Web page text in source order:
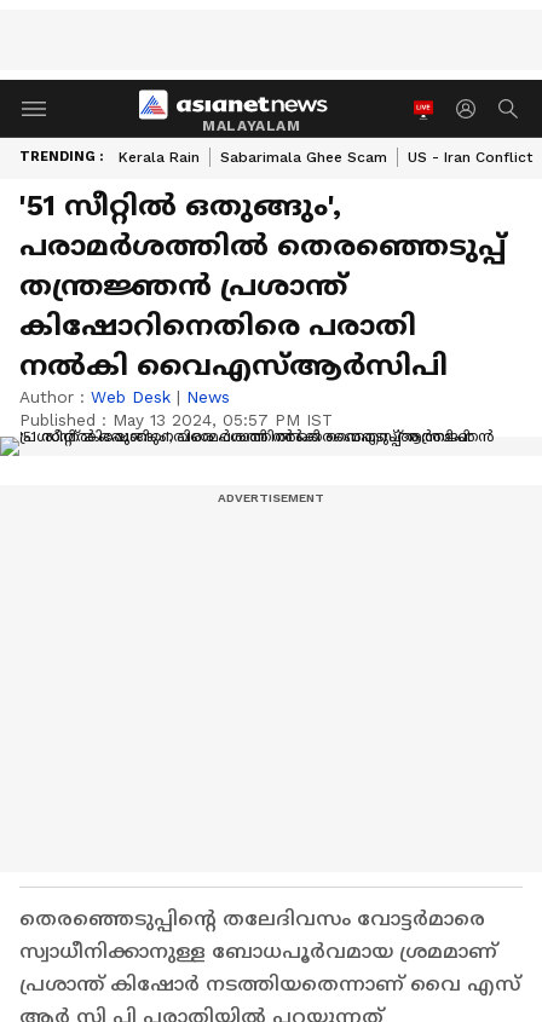
MALAYALAM
TRENDING : Kerala Rain Sabarimala Ghee Scam US - Iran Conflict
'51 സീറ്റിൽ ഒതുങ്ങും',
പരാമർശത്തിൽ തെരഞ്ഞെടുപ്പ്
തന്ത്രജ്ഞൻ പ്രശാന്ത്
കിഷോറിനെതിരെ പരാതി
നൽകി വൈഎസ്ആ‌ർസിപി
Author : Web Desk | News
Published : May 13 2024, 05:57 PM IST
തെരഞ്ഞെടുപ്പിന്‍റെ തലേദിവസം വോട്ടർമാരെ
സ്വാധീനിക്കാനുള്ള ബോധപൂർവമായ ശ്രമമാണ്
പ്രശാന്ത് കിഷോർ നടത്തിയതെന്നാണ് വൈ എസ്
ആ‌ർ സി പി പരാതിയിൽ പറയുന്നത്